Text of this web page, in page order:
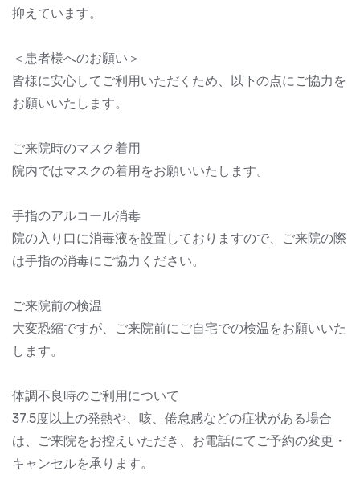
抑えています。
＜患者様へのお願い＞
皆様に安心してご利用いただくため、以下の点にご協力を
お願いいたします。
ご来院時のマスク着用
院内ではマスクの着用をお願いいたします。
手指のアルコール消毒
院の入り口に消毒液を設置しておりますので、ご来院の際
は手指の消毒にご協力ください。
ご来院前の検温
大変恐縮ですが、ご来院前にご自宅での検温をお願いいた
します。
体調不良時のご利用について
37.5度以上の発熱や、咳、倦怠感などの症状がある場合
は、ご来院をお控えいただき、お電話にてご予約の変更・
キャンセルを承ります。